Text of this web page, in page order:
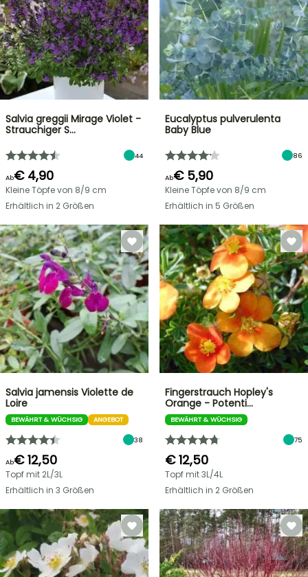
Salvia greggii Mirage Violet -
Strauchiger S…
44
Ab€ 4,90
Kleine Töpfe von 8/9 cm
Erhältlich in 2 Größen
Eucalyptus pulverulenta
Baby Blue
86
Ab€ 5,90
Kleine Töpfe von 8/9 cm
Erhältlich in 5 Größen
Salvia jamensis Violette de
Loire
BEWÄHRT & WÜCHSIG ANGEBOT
38
Ab€ 12,50
Topf mit 2L/3L
Erhältlich in 3 Größen
Fingerstrauch Hopley's
Orange - Potenti…
BEWÄHRT & WÜCHSIG
75
€ 12,50
Topf mit 3L/4L
Erhältlich in 2 Größen